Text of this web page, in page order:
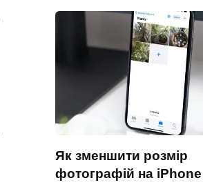
Як зменшити розмір
фотографій на iPhone